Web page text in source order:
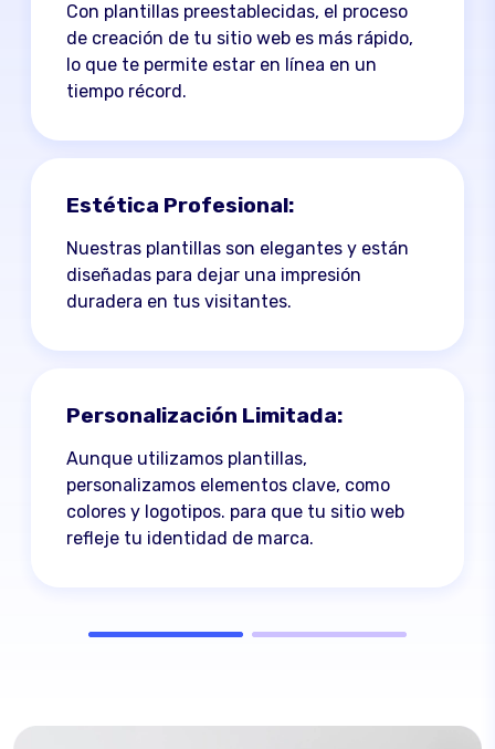
Con plantillas preestablecidas, el proceso
de creación de tu sitio web es más rápido,
lo que te permite estar en línea en un
tiempo récord.
Estética Profesional:
Nuestras plantillas son elegantes y están
diseñadas para dejar una impresión
duradera en tus visitantes.
Personalización Limitada:
Aunque utilizamos plantillas,
personalizamos elementos clave, como
colores y logotipos. para que tu sitio web
refleje tu identidad de marca.